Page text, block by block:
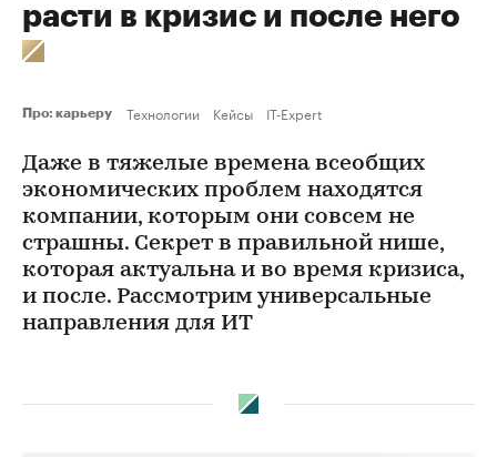
расти в кризис и после него
Про: карьеру Технологии Кейсы IT-Expert
Даже в тяжелые времена всеобщих
экономических проблем находятся
компании, которым они совсем не
страшны. Секрет в правильной нише,
которая актуальна и во время кризиса,
и после. Рассмотрим универсальные
направления для ИТ